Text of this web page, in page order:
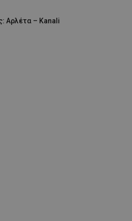
Αρλέτα – Kanali